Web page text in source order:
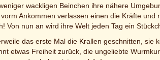
wackligen Beinchen ihre nähere
Ankommen verlassen einen die Kräfte
Von nun an wird ihre Welt jeden Tag ein
das erste Mal die Krallen geschnitten,
etwas Freiheit zurück, die ungeliebte